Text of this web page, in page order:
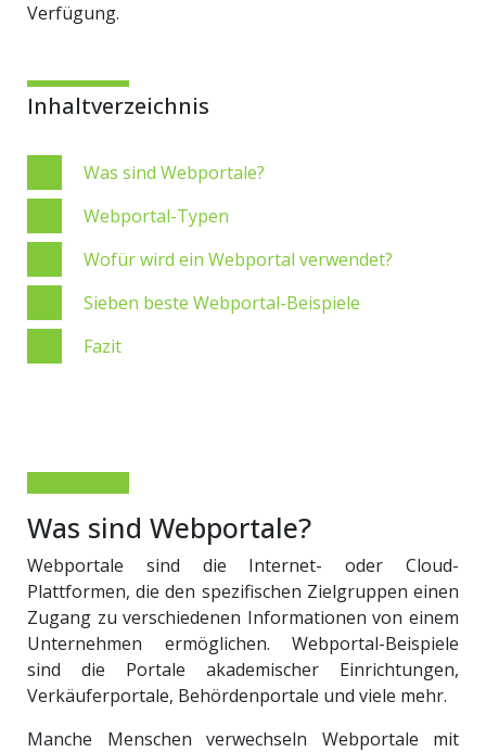
Verfügung.
Inhaltverzeichnis
Was sind Webportale?
Webportal-Typen
Wofür wird ein Webportal verwendet?
Sieben beste Webportal-Beispiele
Fazit
Was sind Webportale?
Webportale sind die Internet- oder Cloud-
Plattformen, die den spezifischen Zielgruppen einen
Zugang zu verschiedenen Informationen von einem
Unternehmen ermöglichen. Webportal-Beispiele
sind die Portale akademischer Einrichtungen,
Verkäuferportale, Behördenportale und viele mehr.
Manche Menschen verwechseln Webportale mit